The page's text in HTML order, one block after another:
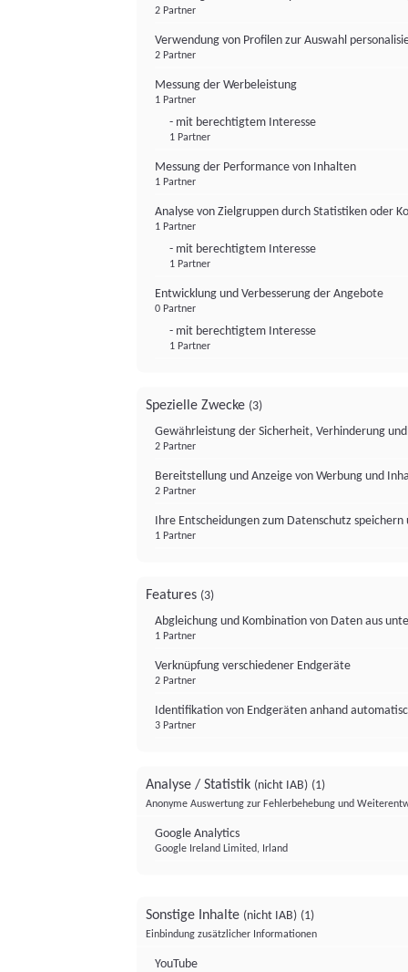
2 Partner
Verwendung von Profilen zur Auswahl
2 Partner
Messung der Werbeleistung
1 Partner
- mit berechtigtem Interesse
1 Partner
Messung der Performance von Inhalten
1 Partner
Analyse von Zielgruppen durch Statistiken oder
1 Partner
- mit berechtigtem Interesse
1 Partner
Entwicklung und Verbesserung der Angebote
0 Partner
- mit berechtigtem Interesse
1 Partner
Spezielle Zwecke (3)
Gewährleistung der Sicherheit, Verhinderung
2 Partner
Bereitstellung und Anzeige von Werbung und
2 Partner
Ihre Entscheidungen zum Datenschutz
1 Partner
Features (3)
Abgleichung und Kombination von Daten aus
1 Partner
Verknüpfung verschiedener Endgeräte
2 Partner
Identifikation von Endgeräten anhand
3 Partner
Analyse / Statistik (nicht IAB) (1)
Anonyme Auswertung zur Fehlerbehebung und
Google Analytics
Google Ireland Limited, Irland
Sonstige Inhalte (nicht IAB) (1)
Einbindung zusätzlicher Informationen
YouTube